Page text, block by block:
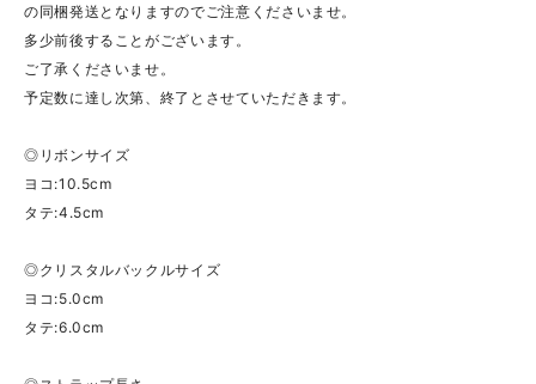
の同梱発送となりますのでご注意くださいませ。
多少前後することがございます。
ご了承くださいませ。
予定数に達し次第、終了とさせていただきます。
◎リボンサイズ
ヨコ:10.5cm
タテ:4.5cm
◎クリスタルバックルサイズ
ヨコ:5.0cm
タテ:6.0cm